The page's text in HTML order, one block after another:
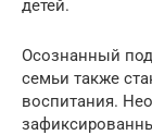
детей.
Осознанный
семьи также
воспитания.